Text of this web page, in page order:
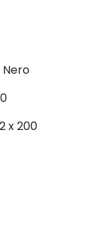
Nero
x 200